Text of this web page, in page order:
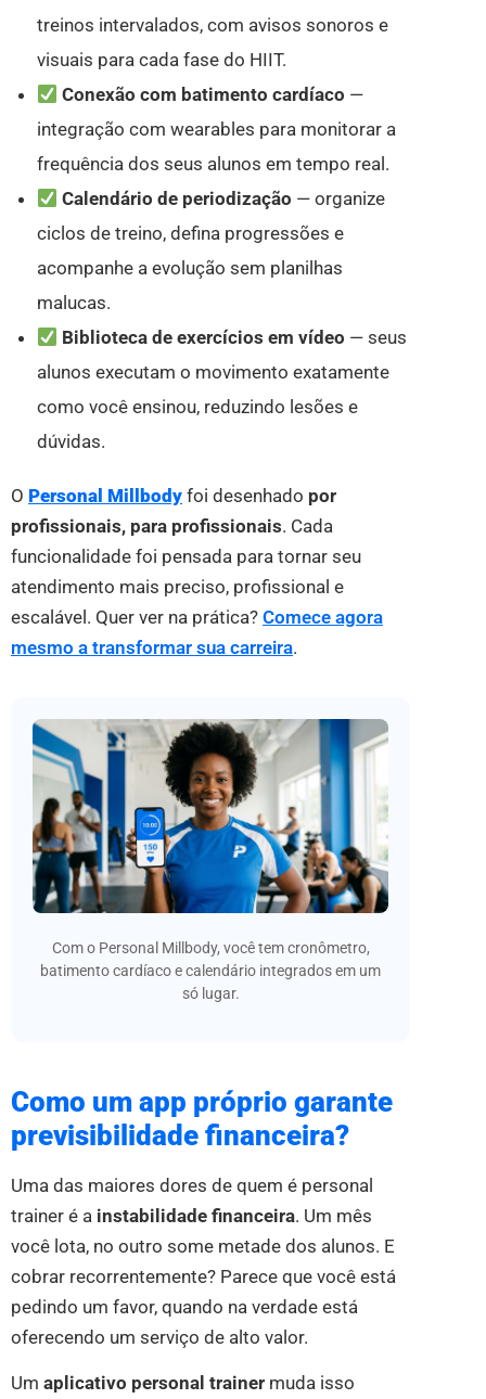
treinos intervalados, com avisos sonoros e
visuais para cada fase do HIIT.
Conexão com batimento cardíaco —
integração com wearables para monitorar a
frequência dos seus alunos em tempo real.
Calendário de periodização — organize
ciclos de treino, defina progressões e
acompanhe a evolução sem planilhas
malucas.
Biblioteca de exercícios em vídeo — seus
alunos executam o movimento exatamente
como você ensinou, reduzindo lesões e
dúvidas.
O Personal Millbody foi desenhado por
profissionais, para profissionais. Cada
funcionalidade foi pensada para tornar seu
atendimento mais preciso, profissional e
escalável. Quer ver na prática? Comece agora
mesmo a transformar sua carreira.
Com o Personal Millbody, você tem cronômetro,
batimento cardíaco e calendário integrados em um
só lugar.
Como um app próprio garante
previsibilidade financeira?
Uma das maiores dores de quem é personal
trainer é a instabilidade financeira. Um mês
você lota, no outro some metade dos alunos. E
cobrar recorrentemente? Parece que você está
pedindo um favor, quando na verdade está
oferecendo um serviço de alto valor.
Um aplicativo personal trainer muda isso